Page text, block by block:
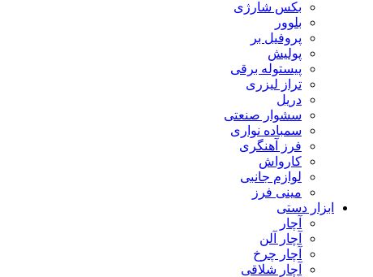
بکس شارژی
بلوور
پروفیل بر
پولیش
پیستوله برقی
تراز لیزری
دریل
سشوار صنعتی
سمباده نواری
فرز آهنگری
کارواش
لوازم جانبی
مینی فرز
ابزار دستی
آچار
آچار آلن
آچار چرخ
آچار شلاقی